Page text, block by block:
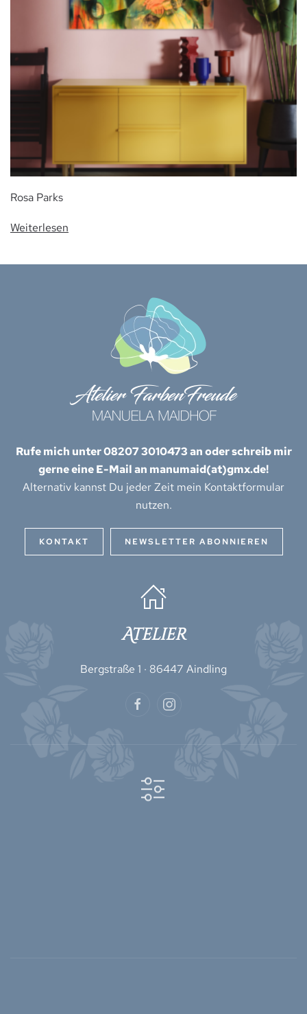
Rosa Parks
Weiterlesen
Rufe mich unter 08207 3010473 an oder schreib mir
gerne eine E-Mail an manumaid(at)gmx.de!
Alternativ kannst Du jeder Zeit mein Kontaktformular
nutzen.
KONTAKT NEWSLETTER ABONNIEREN
Atelier
Bergstraße 1 · 86447 Aindling